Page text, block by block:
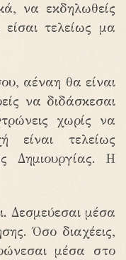
να εκδηλωθείς
τελείως μα
αέναη θα είναι
να διδάσκεσαι
χωρίς να
είναι τελείως
Δημιουργίας. Η
Δεσμεύεσαι μέσα
Όσο διαχέεις,
μέσα στο